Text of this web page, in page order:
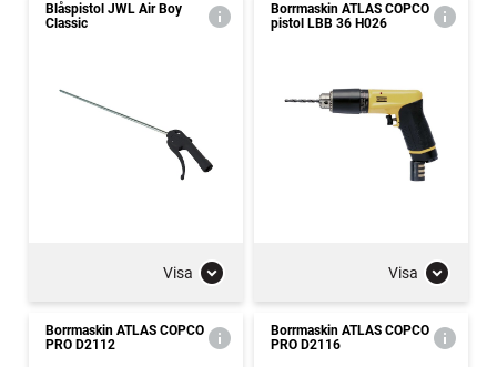
Blåspistol JWL Air Boy
Classic
Visa
Borrmaskin ATLAS COPCO
pistol LBB 36 H026
Visa
Borrmaskin ATLAS COPCO
PRO D2112
Borrmaskin ATLAS COPCO
PRO D2116